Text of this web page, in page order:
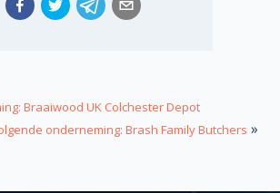
Braaiwood UK Colchester Depot
onderneming: Brash Family Butchers »